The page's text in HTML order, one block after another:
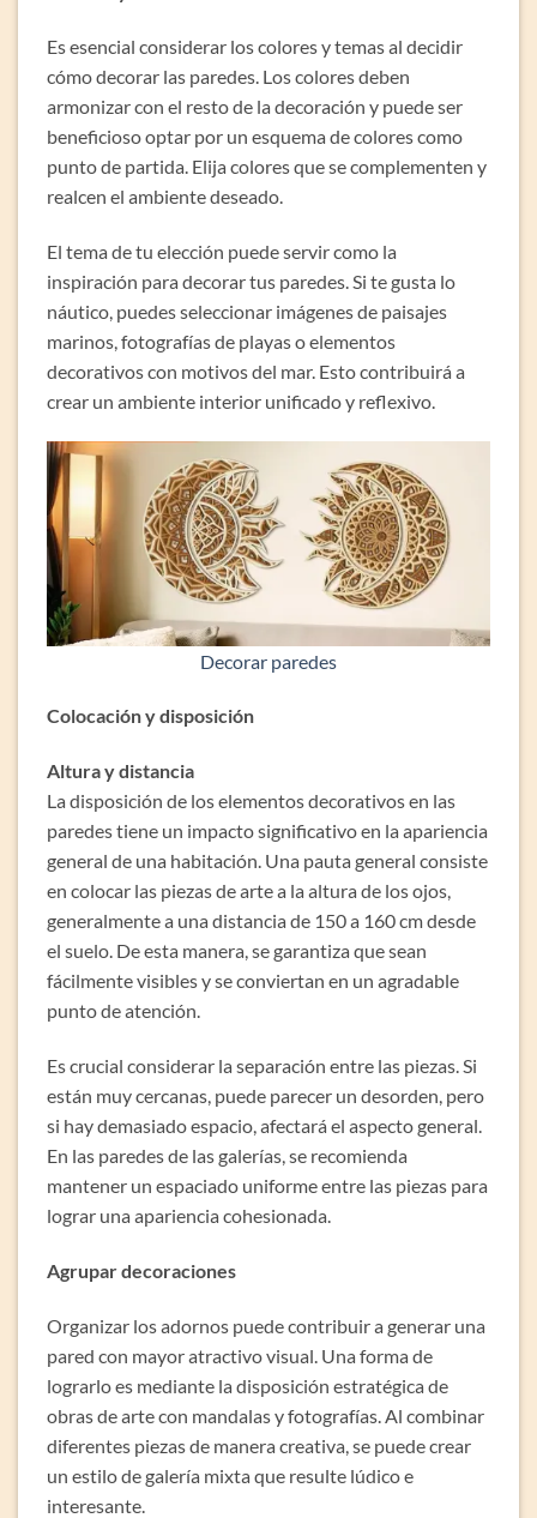
Es esencial considerar los colores y temas al decidir
cómo decorar las paredes. Los colores deben
armonizar con el resto de la decoración y puede ser
beneficioso optar por un esquema de colores como
punto de partida. Elija colores que se complementen y
realcen el ambiente deseado.
El tema de tu elección puede servir como la
inspiración para decorar tus paredes. Si te gusta lo
náutico, puedes seleccionar imágenes de paisajes
marinos, fotografías de playas o elementos
decorativos con motivos del mar. Esto contribuirá a
crear un ambiente interior unificado y reflexivo.
Decorar paredes
Colocación y disposición
Altura y distancia
La disposición de los elementos decorativos en las
paredes tiene un impacto significativo en la apariencia
general de una habitación. Una pauta general consiste
en colocar las piezas de arte a la altura de los ojos,
generalmente a una distancia de 150 a 160 cm desde
el suelo. De esta manera, se garantiza que sean
fácilmente visibles y se conviertan en un agradable
punto de atención.
Es crucial considerar la separación entre las piezas. Si
están muy cercanas, puede parecer un desorden, pero
si hay demasiado espacio, afectará el aspecto general.
En las paredes de las galerías, se recomienda
mantener un espaciado uniforme entre las piezas para
lograr una apariencia cohesionada.
Agrupar decoraciones
Organizar los adornos puede contribuir a generar una
pared con mayor atractivo visual. Una forma de
lograrlo es mediante la disposición estratégica de
obras de arte con mandalas y fotografías. Al combinar
diferentes piezas de manera creativa, se puede crear
un estilo de galería mixta que resulte lúdico e
interesante.